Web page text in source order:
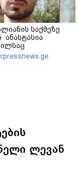
საქმეზე
ანასტასია
ლევან